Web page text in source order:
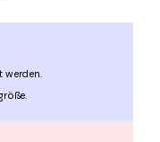
werden.